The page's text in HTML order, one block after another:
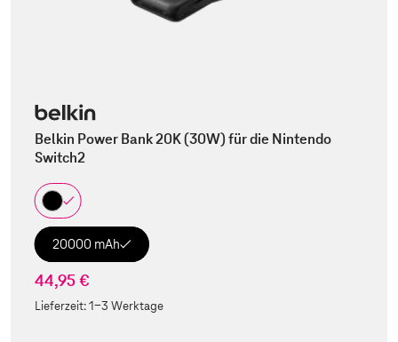
Belkin Power Bank 20K (30W) für die Nintendo
Switch2
20000 mAh
44,95 €
Lieferzeit:1-3 Werktage